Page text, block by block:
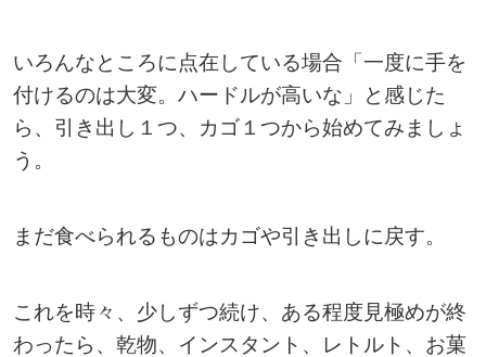
いろんなところに点在している場合「一度に手を
付けるのは大変。ハードルが高いな」と感じた
ら、引き出し１つ、カゴ１つから始めてみましょ
う。
まだ食べられるものはカゴや引き出しに戻す。
これを時々、少しずつ続け、ある程度見極めが終
わったら、乾物、インスタント、レトルト、お菓